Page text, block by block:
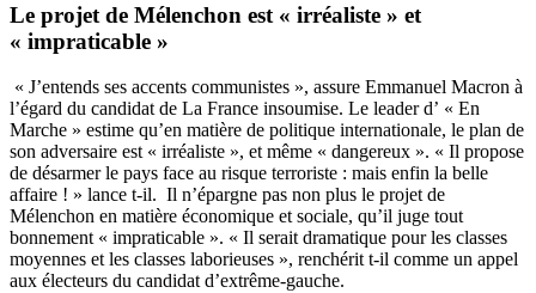
Le projet de Mélenchon est « irréaliste » et
« impraticable »
« J’entends ses accents communistes », assure Emmanuel Macron à
l’égard du candidat de La France insoumise. Le leader d’ « En
Marche » estime qu’en matière de politique internationale, le plan de
son adversaire est « irréaliste », et même « dangereux ». « Il propose
de désarmer le pays face au risque terroriste : mais enfin la belle
affaire ! » lance t-il. Il n’épargne pas non plus le projet de
Mélenchon en matière économique et sociale, qu’il juge tout
bonnement « impraticable ». « Il serait dramatique pour les classes
moyennes et les classes laborieuses », renchérit t-il comme un appel
aux électeurs du candidat d’extrême-gauche.